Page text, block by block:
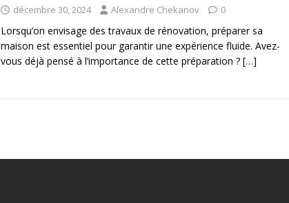
décembre 30, 2024 Alexandre Chekanov 0
Lorsqu’on envisage des travaux de rénovation, préparer sa
maison est essentiel pour garantir une expérience fluide. Avez-
vous déjà pensé à l’importance de cette préparation ? […]